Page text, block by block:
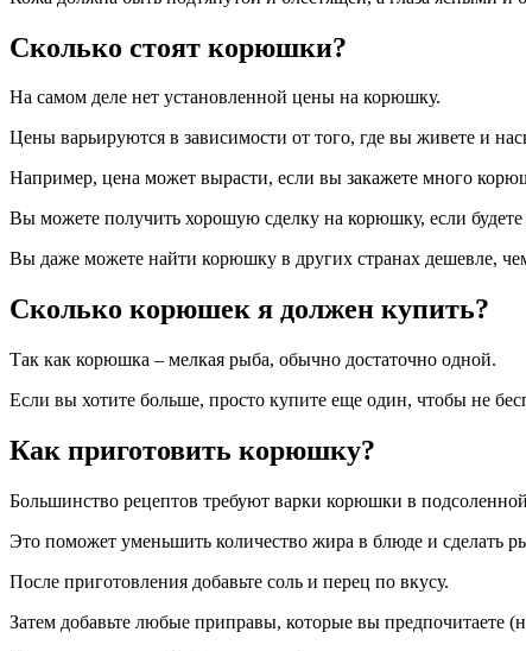
Сколько стоят корюшки?
На самом деле нет установленной цены на корюшку.
Цены варьируются в зависимости от того, где вы живете и
Например, цена может вырасти, если вы закажете много
Вы можете получить хорошую сделку на корюшку, если
Вы даже можете найти корюшку в других странах дешевле,
Сколько корюшек я должен купить?
Так как корюшка – мелкая рыба, обычно достаточно одной.
Если вы хотите больше, просто купите еще один, чтобы не
Как приготовить корюшку?
Большинство рецептов требуют варки корюшки в
Это поможет уменьшить количество жира в блюде и сделать
После приготовления добавьте соль и перец по вкусу.
Затем добавьте любые приправы, которые вы